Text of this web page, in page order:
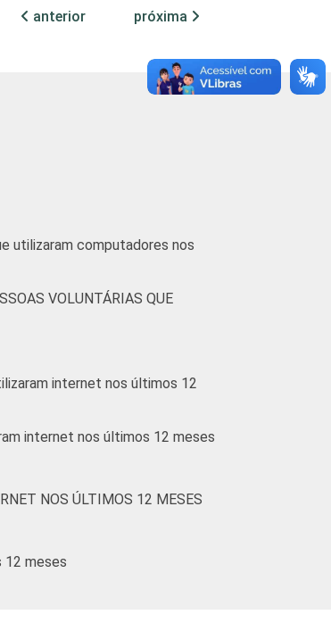
9
anterior próxima
utilizaram computadores nos
VOLUNTÁRIAS QUE
internet nos últimos 12
internet nos últimos 12 meses
NOS ÚLTIMOS 12 MESES
12 meses